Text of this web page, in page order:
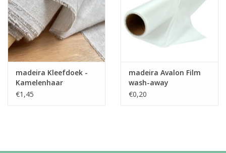
madeira Kleefdoek -
Kamelenhaar
Paardenhaar
€1,45
madeira Avalon Film
wash-away
stabilisator
€0,20